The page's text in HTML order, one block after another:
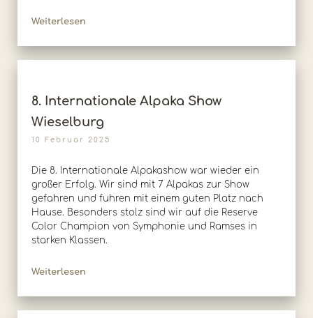
Weiterlesen
8. Internationale Alpaka Show
Wieselburg
10 Februar 2025
Die 8. Internationale Alpakashow war wieder ein
großer Erfolg. Wir sind mit 7 Alpakas zur Show
gefahren und fuhren mit einem guten Platz nach
Hause. Besonders stolz sind wir auf die Reserve
Color Champion von Symphonie und Ramses in
starken Klassen.
Weiterlesen